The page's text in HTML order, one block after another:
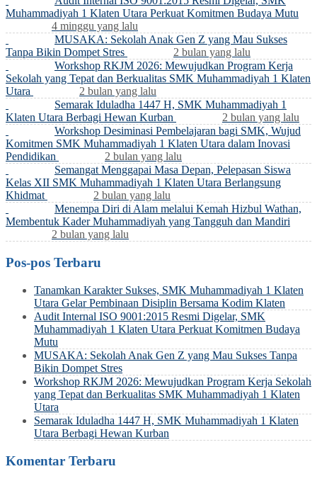
Muhammadiyah 1 Klaten Utara Perkuat Komitmen Budaya Mutu
4 minggu yang lalu
MUSAKA: Sekolah Anak Gen Z yang Mau Sukses
Tanpa Bikin Dompet Stres
2 bulan yang lalu
Workshop RKJM 2026: Mewujudkan Program Kerja
Sekolah yang Tepat dan Berkualitas SMK Muhammadiyah 1 Klaten
Utara
2 bulan yang lalu
Semarak Iduladha 1447 H, SMK Muhammadiyah 1
Klaten Utara Berbagi Hewan Kurban
2 bulan yang lalu
Workshop Desiminasi Pembelajaran bagi SMK, Wujud
Komitmen SMK Muhammadiyah 1 Klaten Utara dalam Inovasi
Pendidikan
2 bulan yang lalu
Semangat Menggapai Masa Depan, Pelepasan Siswa
Kelas XII SMK Muhammadiyah 1 Klaten Utara Berlangsung
Khidmat
2 bulan yang lalu
Menempa Diri di Alam melalui Kemah Hizbul Wathan,
Membentuk Kader Muhammadiyah yang Tangguh dan Mandiri
2 bulan yang lalu
Pos-pos Terbaru
Tanamkan Karakter Sukses, SMK Muhammadiyah 1 Klaten
Utara Gelar Pembinaan Disiplin Bersama Kodim Klaten
Audit Internal ISO 9001:2015 Resmi Digelar, SMK
Muhammadiyah 1 Klaten Utara Perkuat Komitmen Budaya
Mutu
MUSAKA: Sekolah Anak Gen Z yang Mau Sukses Tanpa
Bikin Dompet Stres
Workshop RKJM 2026: Mewujudkan Program Kerja Sekolah
yang Tepat dan Berkualitas SMK Muhammadiyah 1 Klaten
Utara
Semarak Iduladha 1447 H, SMK Muhammadiyah 1 Klaten
Utara Berbagi Hewan Kurban
Komentar Terbaru